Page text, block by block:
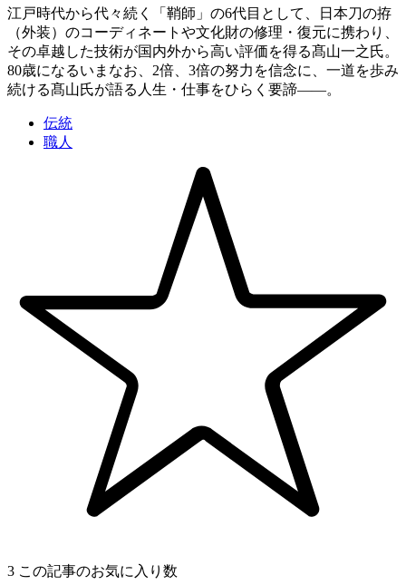
江戸時代から代々続く「鞘師」の6代目として、日本刀の拵
（外装）のコーディネートや文化財の修理・復元に携わり、
その卓越した技術が国内外から高い評価を得る髙山一之氏。
80歳になるいまなお、2倍、3倍の努力を信念に、一道を歩み
続ける髙山氏が語る人生・仕事をひらく要諦——。
伝統
職人
3 この記事のお気に入り数